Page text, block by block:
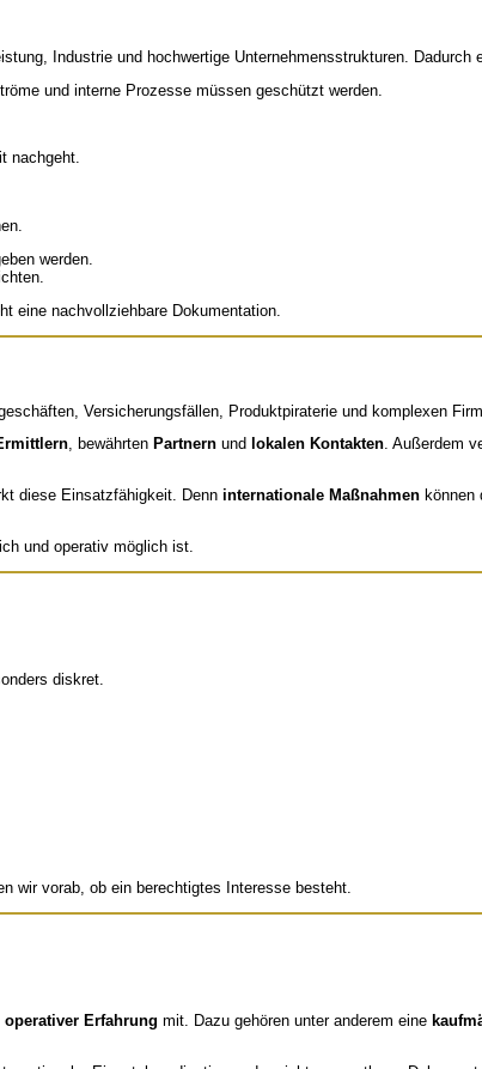
Industrie und hochwertige Unternehmensstrukturen. Dadurch
und interne Prozesse müssen geschützt werden.
nachgeht.
werden.
eine nachvollziehbare Dokumentation.
Versicherungsfällen, Produktpiraterie und komplexen
, bewährten Partnern und lokalen Kontakten. Außerdem
diese Einsatzfähigkeit. Denn internationale Maßnahmen können
und operativ möglich ist.
diskret.
wir vorab, ob ein berechtigtes Interesse besteht.
Erfahrung mit. Dazu gehören unter anderem eine